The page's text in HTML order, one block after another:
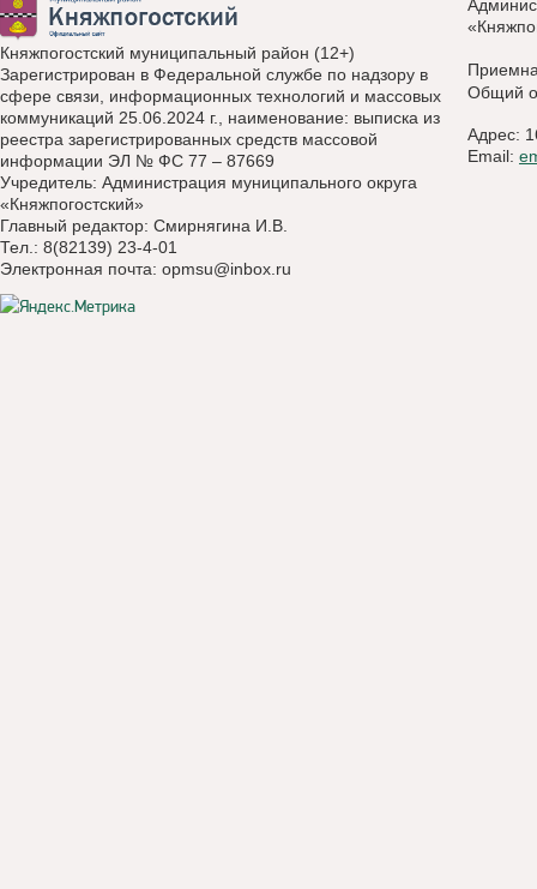
Княжпогостский муниципальный район (12+)
Зарегистрирован в Федеральной службе по надзору в
сфере связи, информационных технологий и массовых
коммуникаций 25.06.2024 г., наименование: выписка из
реестра зарегистрированных средств массовой
информации ЭЛ № ФС 77 – 87669
Учредитель: Администрация муниципального округа
«Княжпогостский»
Главный редактор: Смирнягина И.В.
Тел.: 8(82139) 23-4-01
Электронная почта: opmsu@inbox.ru
Общий
Адрес:
Email: